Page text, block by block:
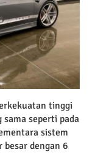
tinggi
seperti pada
sistem
besar dengan 6